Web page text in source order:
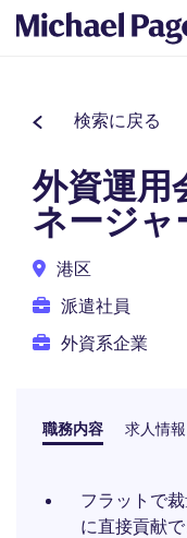
検索に戻る
外資運用
ネージャ
港区
派遣社員
外資系企業
職務内容 求人情報
フラットで
に直接貢献